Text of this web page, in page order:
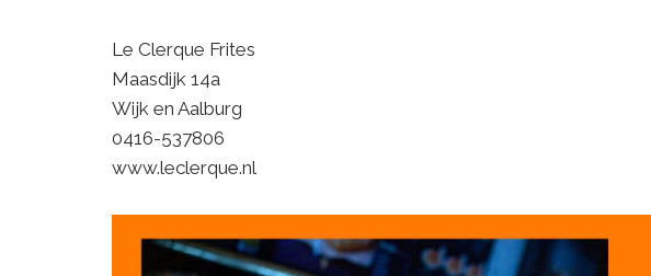
Le Clerque Frites
Maasdijk 14a
Wijk en Aalburg
0416-537806
www.leclerque.nl